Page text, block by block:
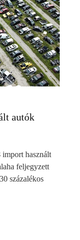
autók
import használt
feljegyzett
százalékos